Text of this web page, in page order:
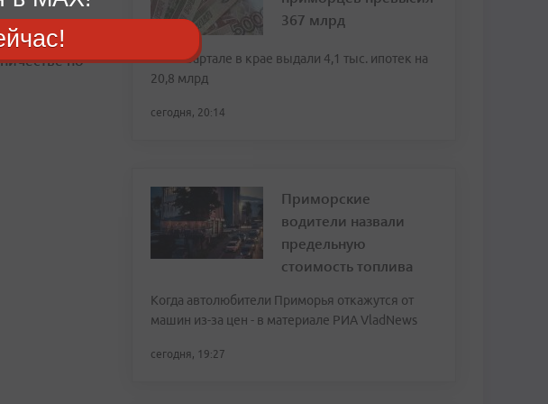
по
367 млрд
Во II квартале в крае выдали 4,1 тыс. ипотек на
20,8 млрд
сегодня, 20:14
Приморские
водители назвали
предельную
стоимость топлива
Когда автолюбители Приморья откажутся от
машин из-за цен - в материале РИА VladNews
сегодня, 19:27